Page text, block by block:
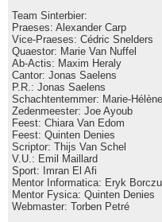
Team Sinterbier:
Praeses: Alexander Carp
Vice-Praeses: Cédric Snelders
Quaestor: Marie Van Nuffel
Ab-Actis: Maxim Heraly
Cantor: Jonas Saelens
P.R.: Jonas Saelens
Schachtentemmer: Marie-
Zedenmeester: Joe Ayoub
Feest: Chiara Van Edom
Feest: Quinten Denies
Scriptor: Thijs Van Schel
V.U.: Emil Maillard
Sport: Imran El Afi
Mentor Informatica: Eryk
Mentor Fysica: Quinten Denies
Webmaster: Torben Petré